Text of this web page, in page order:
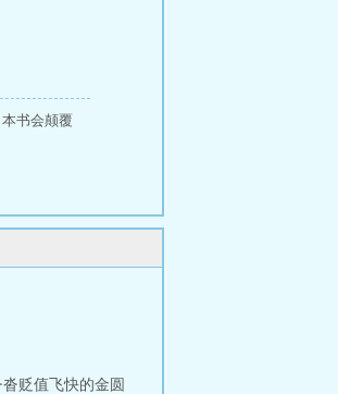
书会颠覆
贬值飞快的金圆